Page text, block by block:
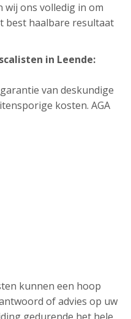
ons volledig in om
best haalbare resultaat
in Leende:
van deskundige
kosten. AGA
kunnen een hoop
of advies op uw